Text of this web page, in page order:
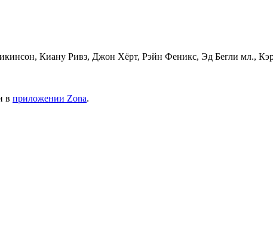
Киану Ривз, Джон Хёрт, Рэйн Феникс, Эд Бегли мл.,
в приложении Zona.